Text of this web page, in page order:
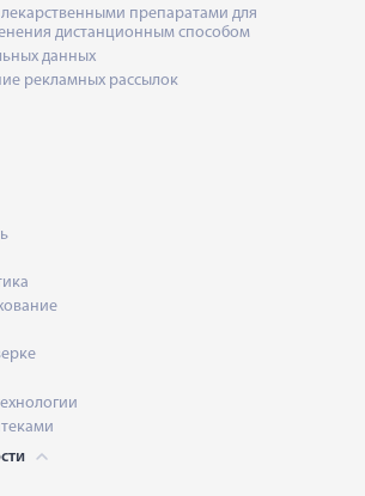
препаратами для
дистанционным способом
данных
рекламных рассылок